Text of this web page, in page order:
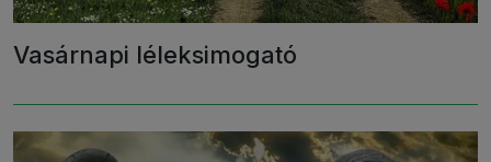
Vasárnapi léleksimogató